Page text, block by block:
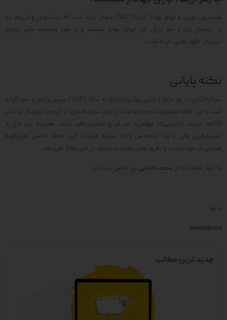
کمیسیون بورس و اوراق بهادار آمریکا (SEC) عنوان کرده است که بیت کوین و اتریوم، دو
ارز دیجیتال برتر از نظر ارزش بازار، اوراق بهادار نیستند و در مورد وضعیت سایر ارزهای
دیجیتال اظهار نظری نکرده است.
نکته پایانی
سرمایه‌گذاری در رمز ارزها و سایر پیشنهادات اولیه سکه (“ICO”) بسیار پرخطر و سوداگرانه
است و این مقاله تشویق‌کننده‌ی خوانندگان برای سرمایه‌گذاری در ارزهای دیجیتال یا سایر
ICOها نیست. ازآنجایی‌که موقعیت هر فردی منحصربه‌فرد است، همیشه باید قبل از
تصمیم‌گیری مالی با یک متخصص واجد شرایط مشورت کرد. محک آکادمی هیچ‌گونه
ضمانتی در مورد صحت یا به‌روز بودن اطلاعات موجود در این مقاله نمی‌دهد.
به دیگر مقالات ما در محک آکادمی نیز نگاهی بیندازید.
منبع:
Investopedia
جدید ترین مطالب